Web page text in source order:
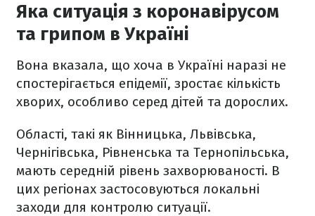
Яка ситуація з коронавірусом
та грипом в Україні
Вона вказала, що хоча в Україні наразі не
спостерігається епідемії, зростає кількість
хворих, особливо серед дітей та дорослих.
Області, такі як Вінницька, Львівська,
Чернігівська, Рівненська та Тернопільська,
мають середній рівень захворюваності. В
цих регіонах застосовуються локальні
заходи для контролю ситуації.